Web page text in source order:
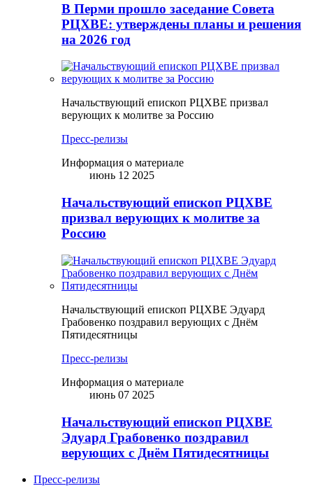
В Перми прошло заседание Совета
РЦХВЕ: утверждены планы и решения
на 2026 год
Начальствующий епископ РЦХВЕ призвал
верующих к молитве за Россию
Пресс-релизы
Информация о материале
июнь 12 2025
Начальствующий епископ РЦХВЕ
призвал верующих к молитве за
Россию
Начальствующий епископ РЦХВЕ Эдуард
Грабовенко поздравил верующих с Днём
Пятидесятницы
Пресс-релизы
Информация о материале
июнь 07 2025
Начальствующий епископ РЦХВЕ
Эдуард Грабовенко поздравил
верующих с Днём Пятидесятницы
Пресс-релизы